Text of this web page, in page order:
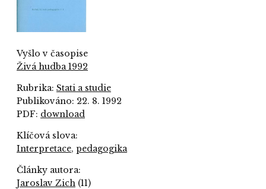
Vyšlo v časopise
Živá hudba 1992
Rubrika: Stati a studie
Publikováno: 22. 8. 1992
PDF: download
Klíčová slova:
Interpretace, pedagogika
Články autora:
Jaroslav Zich (11)